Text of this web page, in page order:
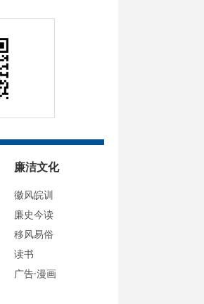
廉洁文化
徽风皖训
廉史今读
移风易俗
读书
广告·漫画